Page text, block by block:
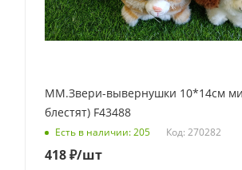
ММ.Звери-вывернушки 10*14см
блестят) F43488
Есть в наличии: 205 Код: 270282
418₽/шт